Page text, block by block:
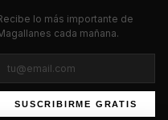
lo más importante de
cada mañana.
SUSCRIBIRME GRATIS